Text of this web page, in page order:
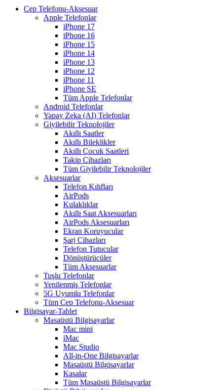
Cep Telefonu-Aksesuar
Apple Telefonlar
iPhone 17
iPhone 16
iPhone 15
iPhone 14
iPhone 13
iPhone 12
iPhone 11
iPhone SE
Tüm Apple Telefonlar
Android Telefonlar
Yapay Zeka (AI) Telefonlar
Giyilebilir Teknolojiler
Akıllı Saatler
Akıllı Bileklikler
Akıllı Çocuk Saatleri
Takip Cihazları
Tüm Giyilebilir Teknolojiler
Aksesuarlar
Telefon Kılıfları
AirPods
Kulaklıklar
Akıllı Saat Aksesuarları
AirPods Aksesuarları
Ekran Koruyucular
Şarj Cihazları
Telefon Tutucular
Dönüştürücüler
Tüm Aksesuarlar
Tuşlu Telefonlar
Yenilenmiş Telefonlar
5G Uyumlu Telefonlar
Tüm Cep Telefonu-Aksesuar
Bilgisayar-Tablet
Masaüstü Bilgisayarlar
Mac mini
iMac
Mac Studio
All-in-One Bilgisayarlar
Masaüstü Bilgisayarlar
Kasalar
Tüm Masaüstü Bilgisayarlar